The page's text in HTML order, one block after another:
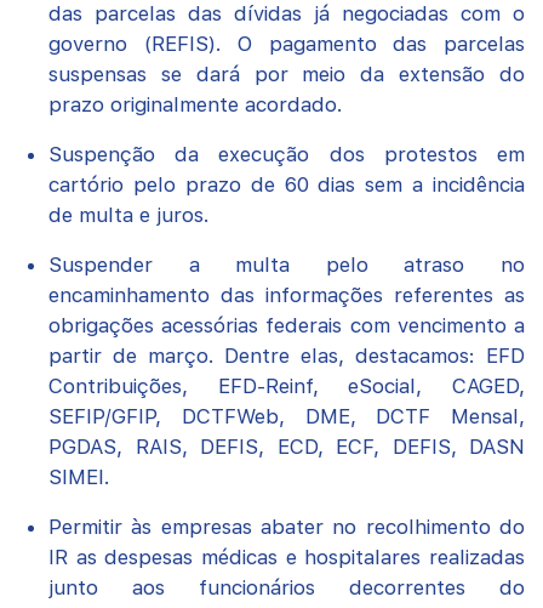
das parcelas das dívidas já negociadas com o
governo (REFIS). O pagamento das parcelas
suspensas se dará por meio da extensão do
prazo originalmente acordado.
Suspenção da execução dos protestos em
cartório pelo prazo de 60 dias sem a incidência
de multa e juros.
Suspender a multa pelo atraso no
encaminhamento das informações referentes as
obrigações acessórias federais com vencimento a
partir de março. Dentre elas, destacamos: EFD
Contribuições, EFD-Reinf, eSocial, CAGED,
SEFIP/GFIP, DCTFWeb, DME, DCTF Mensal,
PGDAS, RAIS, DEFIS, ECD, ECF, DEFIS, DASN
SIMEI.
Permitir às empresas abater no recolhimento do
IR as despesas médicas e hospitalares realizadas
junto aos funcionários decorrentes do